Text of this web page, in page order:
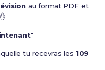
au format PDF et
"
tu recevras les 109